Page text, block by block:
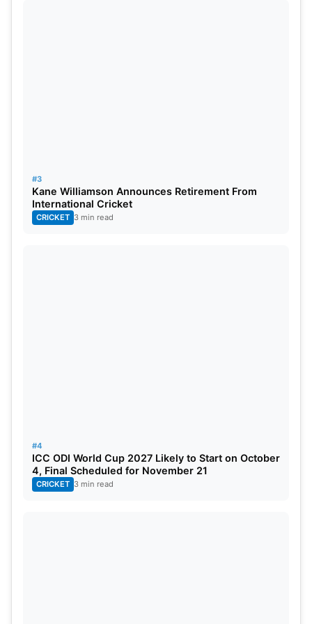
गेराल्ड कोएट्जी
#3
Kane Williamson Announces Retirement From
International Cricket
CRICKET 3 min read
#4
ICC ODI World Cup 2027 Likely to Start on October
4, Final Scheduled for November 21
CRICKET 3 min read